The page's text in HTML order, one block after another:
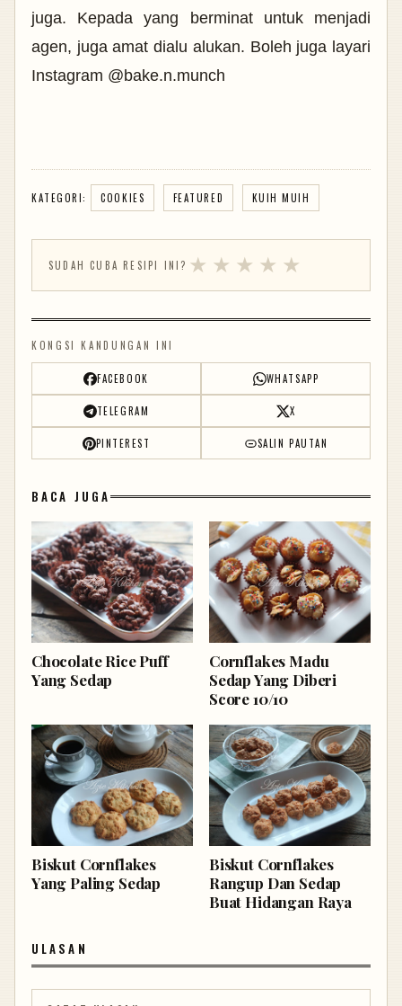
juga. Kepada yang berminat untuk menjadi
agen, juga amat dialu alukan. Boleh juga layari
Instagram @bake.n.munch
KATEGORI: COOKIES FEATURED KUIH MUIH
SUDAH CUBA RESIPI INI? ★ ★ ★ ★ ★
KONGSI KANDUNGAN INI
FACEBOOK WHATSAPP
TELEGRAM X
PINTEREST SALIN PAUTAN
BACA JUGA
Chocolate Rice Puff
Yang Sedap
Cornflakes Madu
Sedap Yang Diberi
Score 10/10
Biskut Cornflakes
Yang Paling Sedap
Biskut Cornflakes
Rangup Dan Sedap
Buat Hidangan Raya
ULASAN